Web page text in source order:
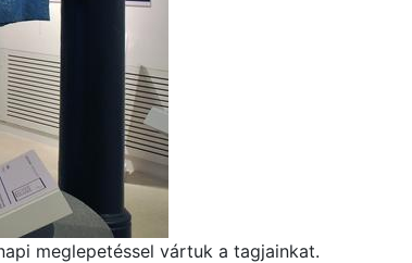
meglepetéssel vártuk a tagjainkat.